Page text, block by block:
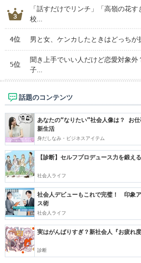
「話すだけでリンチ」「高嶺の花
校...
4位 男と女、ケンカしたときはどっちが
5位
聞き上手でいい人だけど恋愛対象
子...
話題のコンテンツ
あなたの“なりたい”社会人像は？ お
新生活
身だしなみ・ビジネスアイテム
【診断】セルフプロデュース力を鍛
社会人ライフ
社会人デビューもこれで完璧！ 印象
ス術
社会人ライフ
実はがんばりすぎ？新社会人『お疲れ
診断